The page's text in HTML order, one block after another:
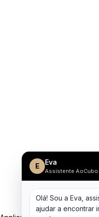
E Eva
Assistente AoCubo
Olá! Sou a Eva,
ajudar a encontrar